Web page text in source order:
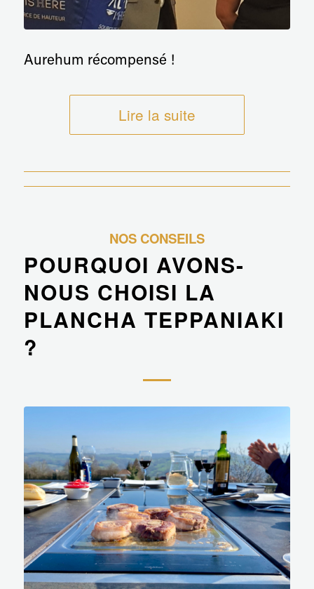
Aurehum récompensé !
Lire la suite
NOS CONSEILS
POURQUOI AVONS-
NOUS CHOISI LA
PLANCHA TEPPANIAKI
?